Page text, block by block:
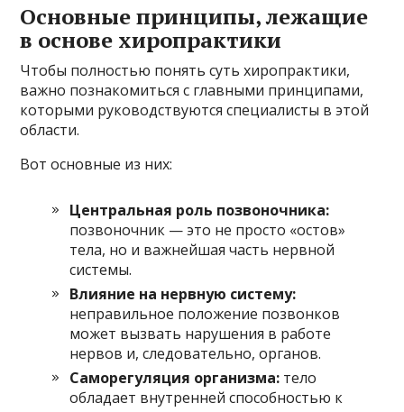
Основные принципы, лежащие
в основе хиропрактики
Чтобы полностью понять суть хиропрактики,
важно познакомиться с главными принципами,
которыми руководствуются специалисты в этой
области.
Вот основные из них:
Центральная роль позвоночника:
позвоночник — это не просто «остов»
тела, но и важнейшая часть нервной
системы.
Влияние на нервную систему:
неправильное положение позвонков
может вызвать нарушения в работе
нервов и, следовательно, органов.
Саморегуляция организма: тело
обладает внутренней способностью к